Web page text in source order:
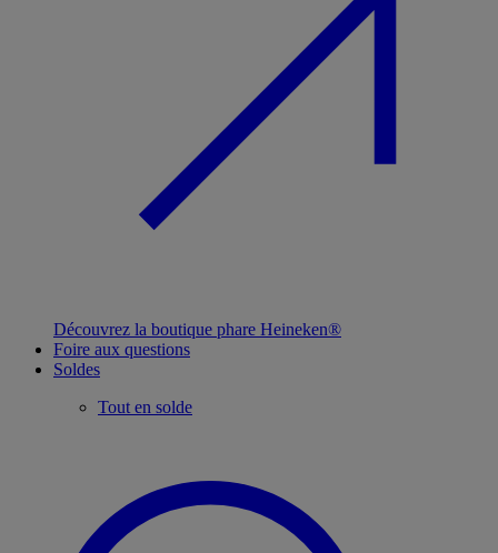
Découvrez la boutique phare Heineken®
Foire aux questions
Soldes
Tout en solde